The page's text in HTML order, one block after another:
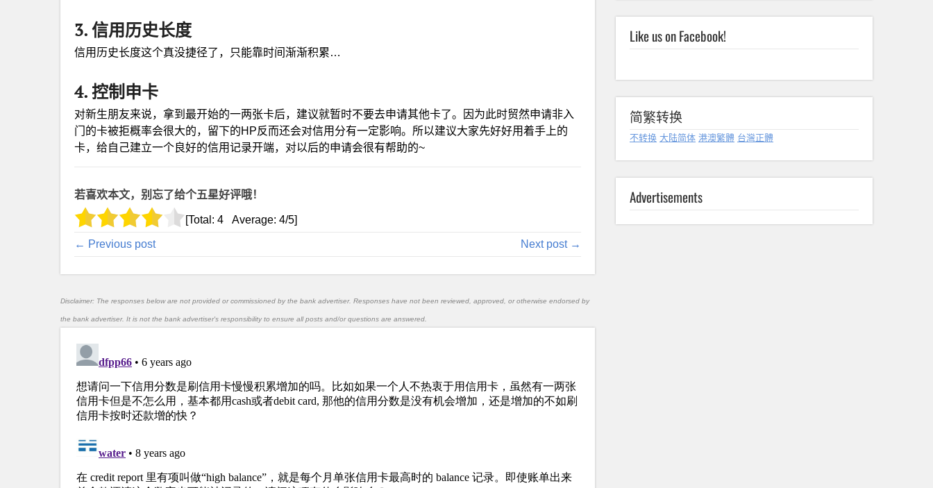
3. 信用历史长度
信用历史长度这个真没捷径了，只能靠时间渐渐积累…
4. 控制申卡
对新生朋友来说，拿到最开始的一两张卡后，建议就暂时不要去申请其他卡了。因为此时贸然申请非入
门的卡被拒概率会很大的，留下的HP反而还会对信用分有一定影响。所以建议大家先好好用着手上的
卡，给自己建立一个良好的信用记录开端，对以后的申请会很有帮助的~
若喜欢本文，别忘了给个五星好评哦！
[Total: 4 Average: 4/5]
← Previous post Next post →
Disclaimer: The responses below are not provided or commissioned by the bank advertiser. Responses have not been reviewed, approved, or otherwise endorsed by
the bank advertiser. It is not the bank advertiser's responsibility to ensure all posts and/or questions are answered.
Like us on Facebook!
简繁转换
不转换 大陆简体 港澳繁體 台灣正體
Advertisements